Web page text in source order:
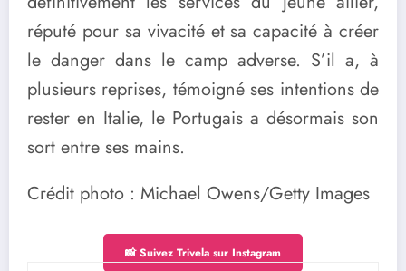
réputé pour sa vivacité et sa capacité à créer
le danger dans le camp adverse. S’il a, à
plusieurs reprises, témoigné ses intentions de
rester en Italie, le Portugais a désormais son
sort entre ses mains.
Crédit photo : Michael Owens/Getty Images
📸 Suivez Trivela sur Instagram